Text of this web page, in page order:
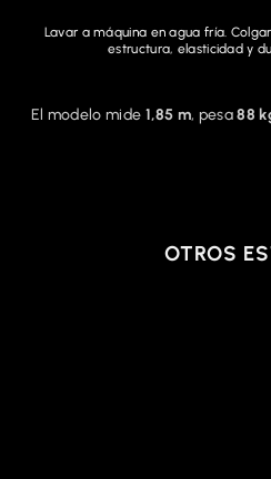
Lavar a máquina en agua fría.
estructura, elasticidad y
El modelo mide 1,85 m, pesa88
OTROS